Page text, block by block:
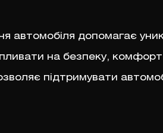
автомобіля допомагає
на безпеку,
підтримувати